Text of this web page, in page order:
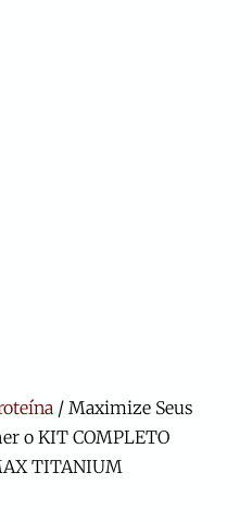
/ Maximize Seus
o KIT COMPLETO
TITANIUM